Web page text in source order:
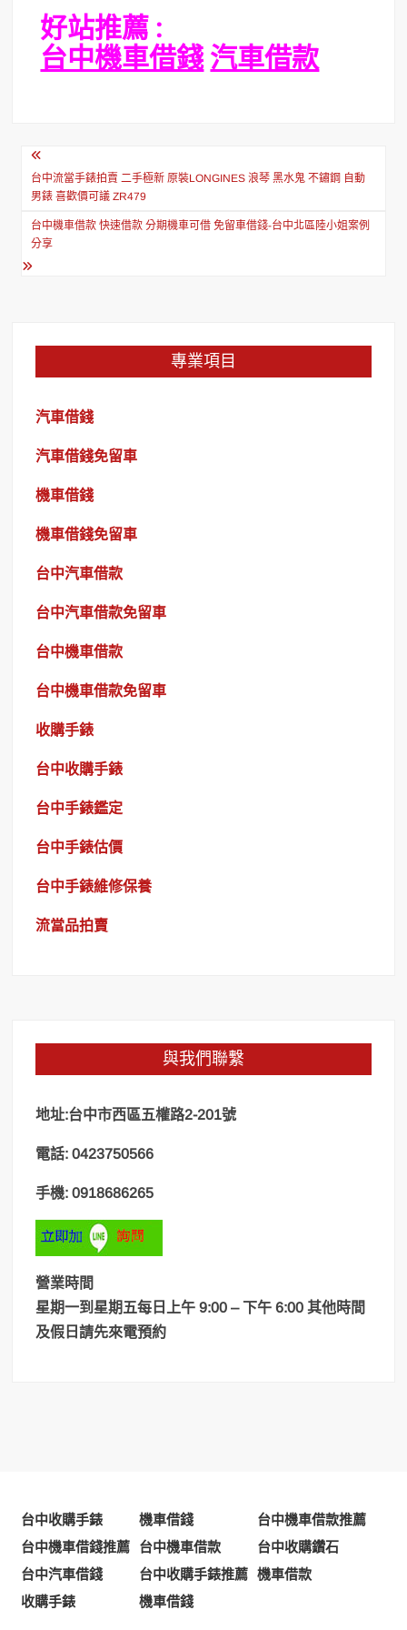
好站推薦 :
台中機車借錢汽車借款
文
章
導
覽
台中流當手錶拍賣 二手極新 原裝LONGINES 浪琴 黑水鬼 不鏽鋼 自動
男錶 喜歡價可議 ZR479
台中機車借款 快速借款 分期機車可借 免留車借錢-台中北區陸小姐案例
分享
專業項目
汽車借錢
汽車借錢免留車
機車借錢
機車借錢免留車
台中汽車借款
台中汽車借款免留車
台中機車借款
台中機車借款免留車
收購手錶
台中收購手錶
台中手錶鑑定
台中手錶估價
台中手錶維修保養
流當品拍賣
與我們聯繫
地址:台中市西區五權路2-201號
電話: 0423750566
手機: 0918686265
營業時間
星期一到星期五每日上午 9:00 – 下午 6:00 其他時間
及假日請先來電預約
台中收購手錶 機車借錢
台中機車借款推薦
台中機車借錢推薦
台中機車借款
台中收購鑽石
台中汽車借錢
台中收購手錶推薦 機車借款
收購手錶
機車借錢